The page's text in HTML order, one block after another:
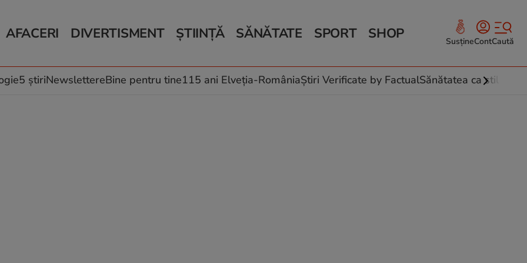
AFACERI
Auto
Locuri de muncă
DIVERTISMENT
Horoscop
Muzică și Filme
ȘTIINȚĂ
Schimbări climatice
SĂNĂTATE
Relații
Rețete culinare
SPORT SHOP SusțineContCaută
5 știriNewslettereBine pentru tine115 ani Elveția-RomâniaȘtiri Verificate by FactualSănătatea ca stil de